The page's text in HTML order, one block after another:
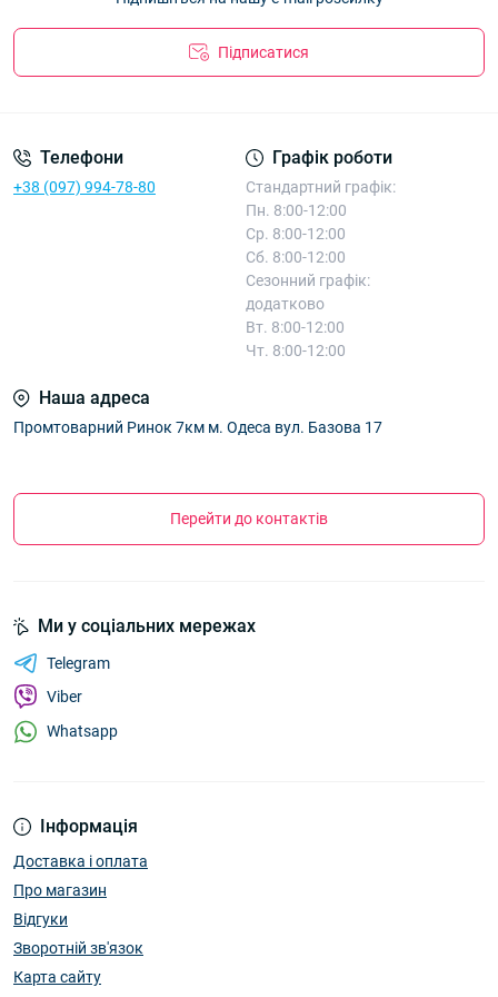
Підписатися
Телефони
+38 (097) 994-78-80
Графік роботи
Стандартний графік:
Пн. 8:00-12:00
Ср. 8:00-12:00
Сб. 8:00-12:00
Сезонний графік:
додатково
Вт. 8:00-12:00
Чт. 8:00-12:00
Наша адреса
Промтоварний Ринок 7км м. Одеса вул. Базова 17
Перейти до контактів
Інформація
Доставка і оплата
Про магазин
Відгуки
Зворотній зв'язок
Карта сайту
Ми у соціальних мережах
Telegram
Viber
Whatsapp